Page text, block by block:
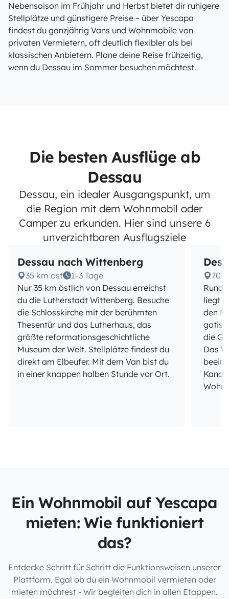
Nebensaison im Frühjahr und Herbst bietet dir ruhigere
Stellplätze und günstigere Preise – über Yescapa
findest du ganzjährig Vans und Wohnmobile von
privaten Vermietern, oft deutlich flexibler als bei
klassischen Anbietern. Plane deine Reise frühzeitig,
wenn du Dessau im Sommer besuchen möchtest.
Die besten Ausflüge ab
Dessau
Dessau, ein idealer Ausgangspunkt, um
die Region mit dem Wohnmobil oder
Camper zu erkunden. Hier sind unsere 6
unverzichtbaren Ausflugsziele
Dessau nach Wittenberg
35 km ost
1–3 Tage
Nur 35 km östlich von Dessau erreichst
du die Lutherstadt Wittenberg. Besuche
die Schlosskirche mit der berühmten
Thesentür und das Lutherhaus, das
größte reformationsgeschichtliche
Museum der Welt. Stellplätze findest du
direkt am Elbeufer. Mit dem Van bist du
in einer knappen halben Stunde vor Ort.
70
Rund
liegt
den
die
Das
Ein Wohnmobil auf Yescapa
mieten: Wie funktioniert
das?
Entdecke Schritt für Schritt die Funktionsweisen unserer
Plattform. Egal ob du ein Wohnmobil vermieten oder
mieten möchtest - Wir begleiten dich in allen Etappen.